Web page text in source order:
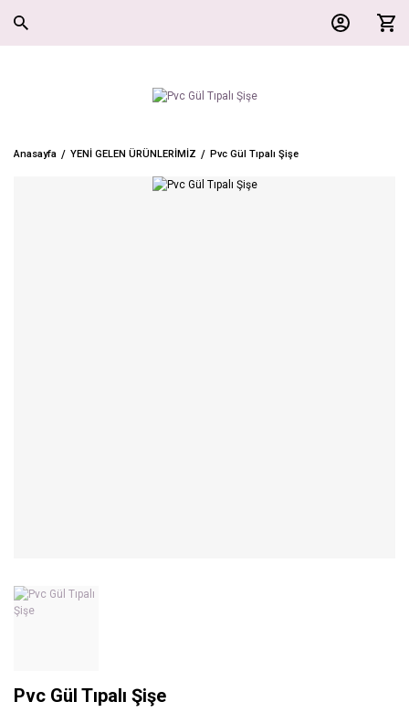
Anasayfa YENİ GELEN ÜRÜNLERİMİZ Pvc Gül Tıpalı Şişe
Pvc Gül Tıpalı Şişe